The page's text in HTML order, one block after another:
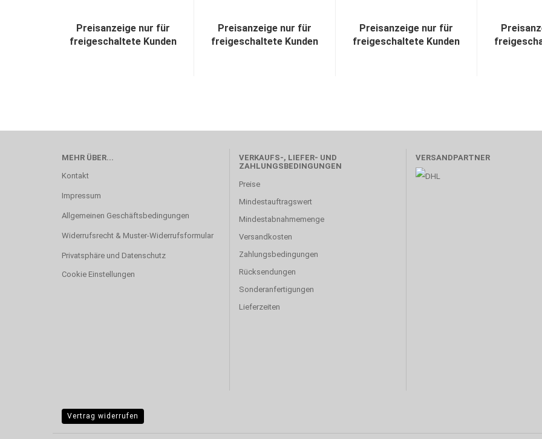
Preisanzeige nur für
freigeschaltete Kunden
Preisanzeige nur für
freigeschaltete Kunden
Preisanzeige nur für
freigeschaltete Kunden
MEHR ÜBER...
Kontakt
Impressum
Allgemeinen Geschäftsbedingungen
Widerrufsrecht & Muster-Widerrufsformular
Privatsphäre und Datenschutz
Cookie Einstellungen
VERKAUFS-, LIEFER- UND
ZAHLUNGSBEDINGUNGEN
Preise
Mindestauftragswert
Mindestabnahmemenge
Versandkosten
Zahlungsbedingungen
Rücksendungen
Sonderanfertigungen
Lieferzeiten
VERSANDPARTNER
Vertrag widerrufen